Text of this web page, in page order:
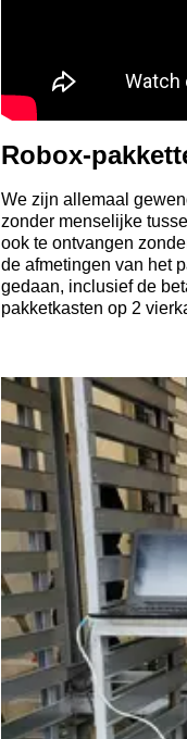
Robox-
We zijn allemaal
zonder menselijke
ook te ontvangen
de afmetingen van het
gedaan, inclusief de
pakketkasten op 2